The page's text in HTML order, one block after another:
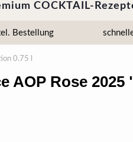
COCKTAIL-
Bestellung
0.75 l
AOP Rose